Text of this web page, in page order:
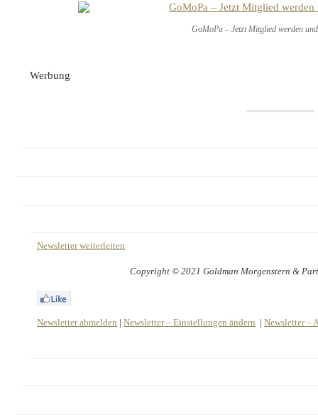
GoMoPa – Jetzt Mitglied werden
Werbung
Newsletter weiterleiten
Copyright © 2021 Goldman Morgenstern &
Newsletter abmelden |Newsletter – Einstellungen ändern |Newsletter –